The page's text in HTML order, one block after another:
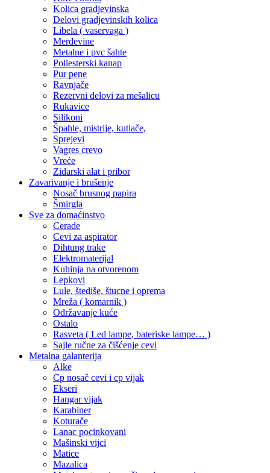
Kolica gradjevinska
Delovi gradjevinskih kolica
Libela ( vaservaga )
Merdevine
Metalne i pvc šahte
Poliesterski kanap
Pur pene
Ravnjače
Rezervni delovi za mešalicu
Rukavice
Silikoni
Špahle, mistrije, kutlače,
Sprejevi
Vagres crevo
Vreće
Zidarski alat i pribor
Zavarivanje i brušenje
Nosač brusnog papira
Šmirgla
Sve za domaćinstvo
Cerade
Cevi za aspirator
Dihtung trake
Elektromaterijal
Kuhinja na otvorenom
Lepkovi
Lule, štediše, štucne i oprema
Mreža ( komarnik )
Održavanje kuće
Ostalo
Rasveta ( Led lampe, bateriske lampe… )
Sajle ručne za čišćenje cevi
Metalna galanterija
Alke
Cp nosač cevi i cp vijak
Ekseri
Hangar vijak
Karabiner
Koturače
Lanac pocinkovani
Mašinski vijci
Matice
Mazalica